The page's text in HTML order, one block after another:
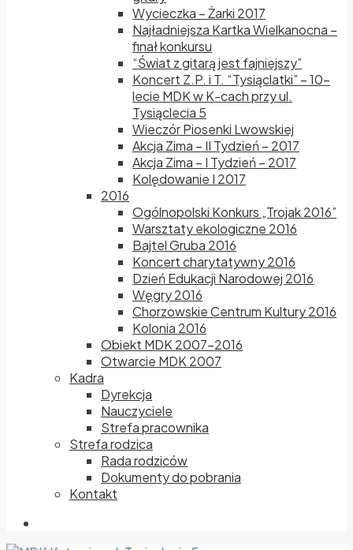
Wycieczka – Żarki 2017
Najładniejsza Kartka Wielkanocna –
finał konkursu
“Świat z gitarą jest fajniejszy”
Koncert Z.P. i T. “Tysiąclatki” – 10-
lecie MDK w K-cach przy ul.
Tysiąclecia 5
Wieczór Piosenki Lwowskiej
Akcja Zima – II Tydzień – 2017
Akcja Zima – I Tydzień – 2017
Kolędowanie I 2017
2016
Ogólnopolski Konkurs „Trojak 2016”
Warsztaty ekologiczne 2016
Bajtel Gruba 2016
Koncert charytatywny 2016
Dzień Edukacji Narodowej 2016
Węgry 2016
Chorzowskie Centrum Kultury 2016
Kolonia 2016
Obiekt MDK 2007-2016
Otwarcie MDK 2007
Kadra
Dyrekcja
Nauczyciele
Strefa pracownika
Strefa rodzica
Rada rodziców
Dokumenty do pobrania
Kontakt